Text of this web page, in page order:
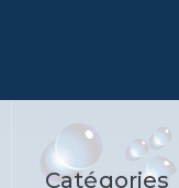
Catégories